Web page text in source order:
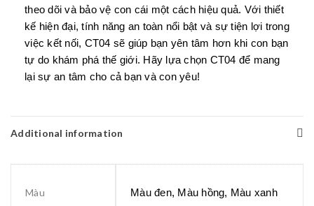
theo dõi và bảo vệ con cái một cách hiệu quả. Với thiết
kế hiện đại, tính năng an toàn nổi bật và sự tiện lợi trong
việc kết nối, CT04 sẽ giúp bạn yên tâm hơn khi con bạn
tự do khám phá thế giới. Hãy lựa chọn CT04 để mang
lại sự an tâm cho cả bạn và con yêu!
Additional information
Màu Màu đen, Màu hồng, Màu xanh